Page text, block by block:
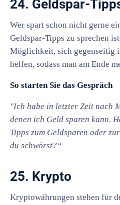
24. Geldspar-
Wer spart schon nicht gerne
Geldspar-Tipps zu sprechen
Möglichkeit, sich gegenseitig
helfen, sodass man am Ende
So starten Sie das Gespräch
"Ich habe in letzter Zeit nach
denen ich Geld sparen kann.
Tipps zum Geldsparen oder
du schwörst?“
25. Krypto
Kryptowährungen stehen für